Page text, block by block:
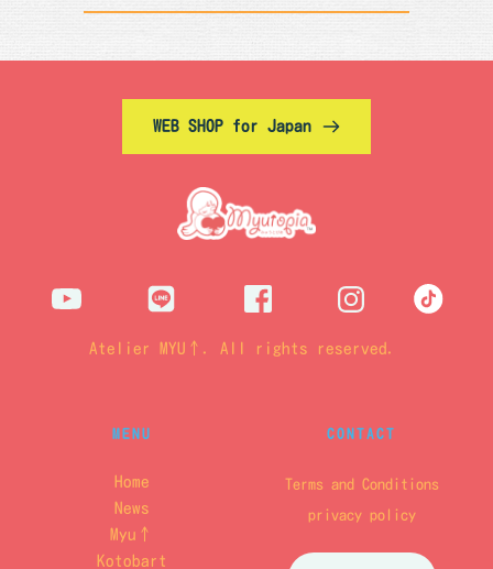
WEB SHOP for Japan
Atelier MYU↑. All rights reserved.
MENU
Home
News
Myu↑
Kotobart
CONTACT
Terms and Conditions
privacy policy